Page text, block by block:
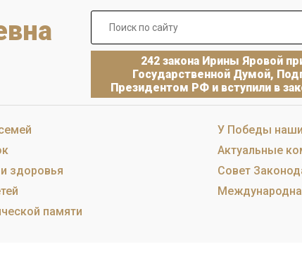
242 закона Ирины Яровой
Государственной Думой,
Президентом РФ и вступили в
здоровья
памяти
У Победы
Актуальные
Совет